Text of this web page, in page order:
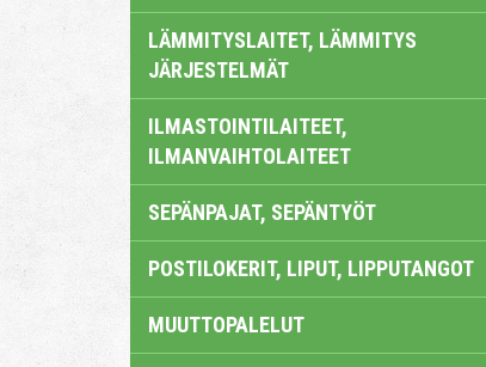
LÄMMITYSLAITET, LÄMMITYS
JÄRJESTELMÄT
ILMASTOINTILAITEET,
ILMANVAIHTOLAITEET
SEPÄNPAJAT, SEPÄNTYÖT
POSTILOKERIT, LIPUT, LIPPUTANGOT
MUUTTOPALELUT